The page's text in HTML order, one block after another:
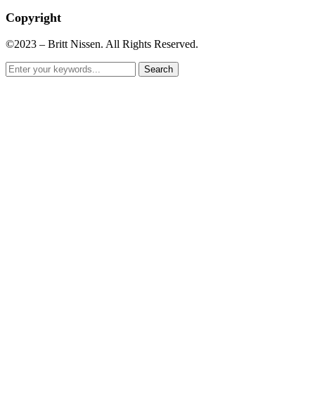
Copyright
©2023 – Britt Nissen. All Rights Reserved.